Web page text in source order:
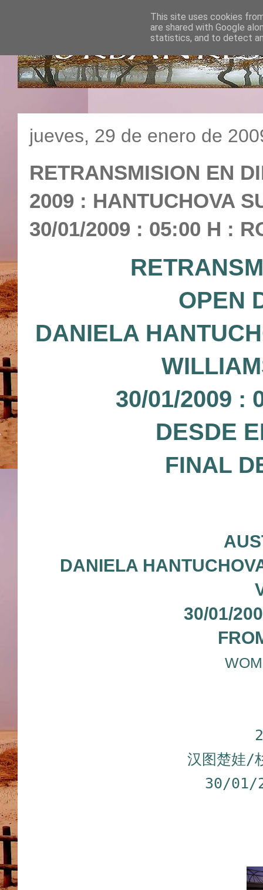
jueves, 29 de enero de
RETRANSMISION EN
2009 : HANTUCHOVA
30/01/2009 : 05:00 H :
OPEN
DANIELA
30/01/2009 :
DESDE
FINAL
DANIELA
30/01/
汉图楚娃/
30/01/
This site uses cookies
are shared with Google
statistics, and to detect